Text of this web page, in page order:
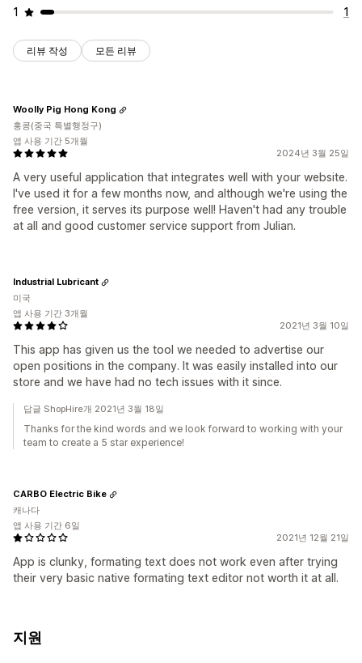
1 1
리뷰 작성 모든 리뷰
2024년 3월 25일
A very useful application that integrates well with your website.
I've used it for a few months now, and although we're using the
free version, it serves its purpose well! Haven't had any trouble
at all and good customer service support from Julian.
Woolly Pig Hong Kong
홍콩(중국 특별행정구)
앱 사용 기간 5개월
2021년 3월 10일
This app has given us the tool we needed to advertise our
open positions in the company. It was easily installed into our
store and we have had no tech issues with it since.
Industrial Lubricant
미국
앱 사용 기간 3개월
답글 ShopHire개 2021년 3월 18일
Thanks for the kind words and we look forward to working with your
team to create a 5 star experience!
2021년 12월 21일
App is clunky, formating text does not work even after trying
their very basic native formating text editor not worth it at all.
CARBO Electric Bike
캐나다
앱 사용 기간 6일
지원